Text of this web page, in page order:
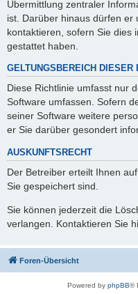
Übermittlung zentraler
ist. Darüber hinaus dürfen er
kontaktieren, sofern Sie dies
gestattet haben.
GELTUNGSBEREICH DIESER
Diese Richtlinie umfasst nur
Software umfassen. Sofern
seiner Software weitere
er Sie darüber gesondert
AUSKUNFTSRECHT
Der Betreiber erteilt Ihnen
Sie gespeichert sind.
Sie können jederzeit die
verlangen. Kontaktieren Sie
Foren-Übersicht
Powered by phpBB®